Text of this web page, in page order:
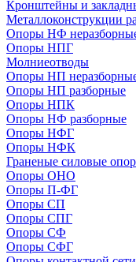
Кронштейны и
Металлоконструкции
Опоры НФ
Опоры НПГ
Молниеотводы
Опоры НП
Опоры НП разборные
Опоры НПК
Опоры НФ разборные
Опоры НФГ
Опоры НФК
Граненые силовые
Опоры ОНО
Опоры П-ФГ
Опоры СП
Опоры СПГ
Опоры СФ
Опоры СФГ